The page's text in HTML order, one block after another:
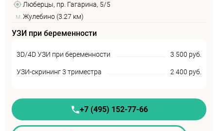
Люберцы, пр. Гагарина, 5/5
м. Жулебино (3.27 км)
УЗИ при беременности
3D/4D УЗИ при беременности 3 500 руб.
УЗИ-скрининг 3 триместра 2 400 руб.
+7 (495) 152-77-66